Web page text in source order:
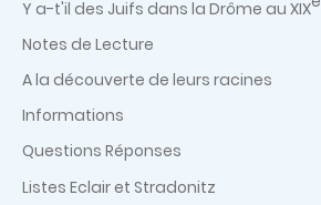
Y a-t'il des Juifs dans la Drôme au XIX
Notes de Lecture
A la découverte de leurs racines
Informations
Questions Réponses
Listes Eclair et Stradonitz